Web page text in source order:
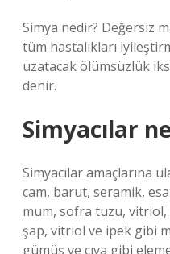
Simya nedir? Değersiz
tüm hastalıkları
uzatacak ölümsüzlük
denir.
Simyacılar
Simyacılar amaçlarına
cam, barut, seramik,
mum, sofra tuzu, vitriol,
şap, vitriol ve ipek gibi
gümüş ve cıva gibi